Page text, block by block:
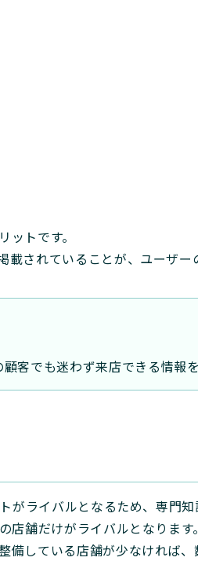
トです。
されていることが、ユーザー
客でも迷わず来店できる情報
がライバルとなるため、専門
舗だけがライバルとなります。
している店舗が少なければ